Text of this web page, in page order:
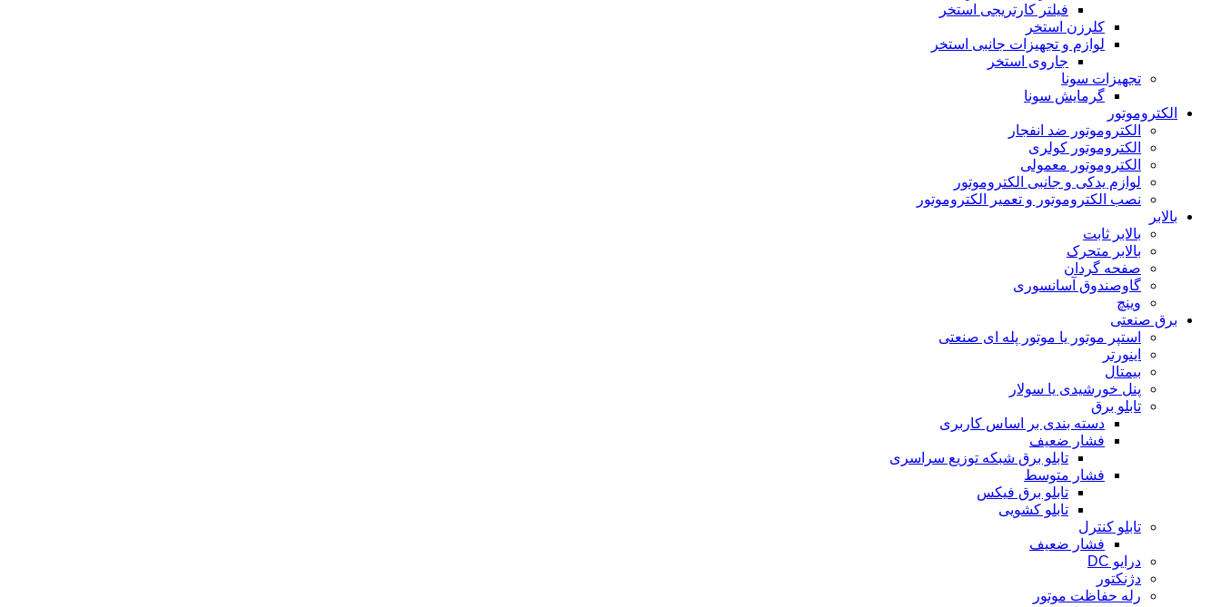
فیلتر کارتریجی استخر
کلرزن استخر
لوازم و تجهیزات جانبی استخر
جاروی استخر
تجهیزات سونا
گرمایش سونا
الکتروموتور
الکتروموتور ضد انفجار
الکتروموتور کولری
الکتروموتور معمولی
لوازم یدکی و جانبی الکتروموتور
نصب الکتروموتور و تعمیر الکتروموتور
بالابر
بالابر ثابت
بالابر متحرک
صفحه گردان
گاوصندوق آسانسوری
وینچ
برق صنعتی
استپر موتور یا موتور پله ای صنعتی
اینورتر
بیمتال
پنل خورشیدی یا سولار
تابلو برق
دسته بندی بر اساس کاربری
فشار ضعیف
تابلو برق شبکه توزیع سراسری
فشار متوسط
تابلو برق فیکس
تابلو کشویی
تابلو کنترل
فشار ضعیف
درایو DC
دژنکتور
رله حفاظت موتور